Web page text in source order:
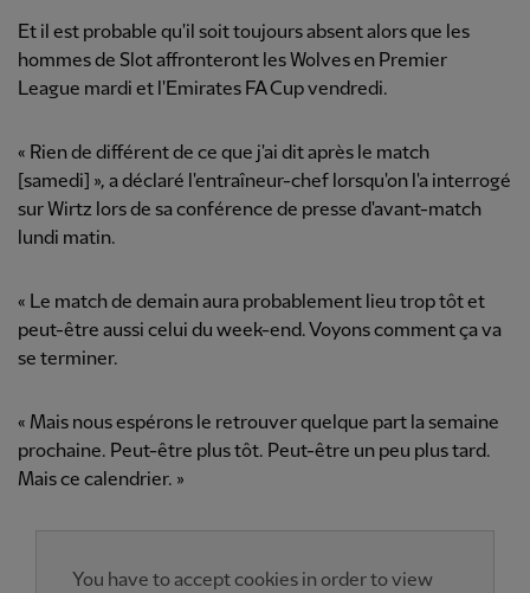
Et il est probable qu'il soit toujours absent alors que les
hommes de Slot affronteront les Wolves en Premier
League mardi et l'Emirates FA Cup vendredi.
« Rien de différent de ce que j'ai dit après le match
[samedi] », a déclaré l'entraîneur-chef lorsqu'on l'a interrogé
sur Wirtz lors de sa conférence de presse d'avant-match
lundi matin.
« Le match de demain aura probablement lieu trop tôt et
peut-être aussi celui du week-end. Voyons comment ça va
se terminer.
« Mais nous espérons le retrouver quelque part la semaine
prochaine. Peut-être plus tôt. Peut-être un peu plus tard.
Mais ce calendrier. »
You have to accept cookies in order to view